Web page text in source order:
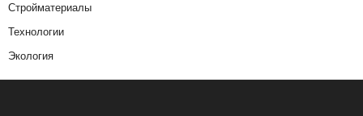
Стройматериалы
Технологии
Экология